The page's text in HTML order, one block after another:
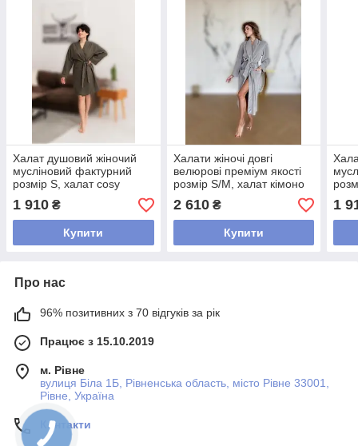
Халат душовий жіночий
мусліновий фактурний
розмір S, халат cosy
преміум якості для дому
красивий Хакі
1 910 ₴
Купити
Халати жіночі довгі
велюрові преміум якості
розмір S/M, халат кімоно
жіночий для дому
красивий Сірий
2 610₴
Купити
1
Про нас
96% позитивних з 70 відгуків за рік
Працює з 15.10.2019
м. Рівне
вулиця Біла 1Б, Рівненська область, місто Рівне 33001,
Рівне, Україна
Контакти